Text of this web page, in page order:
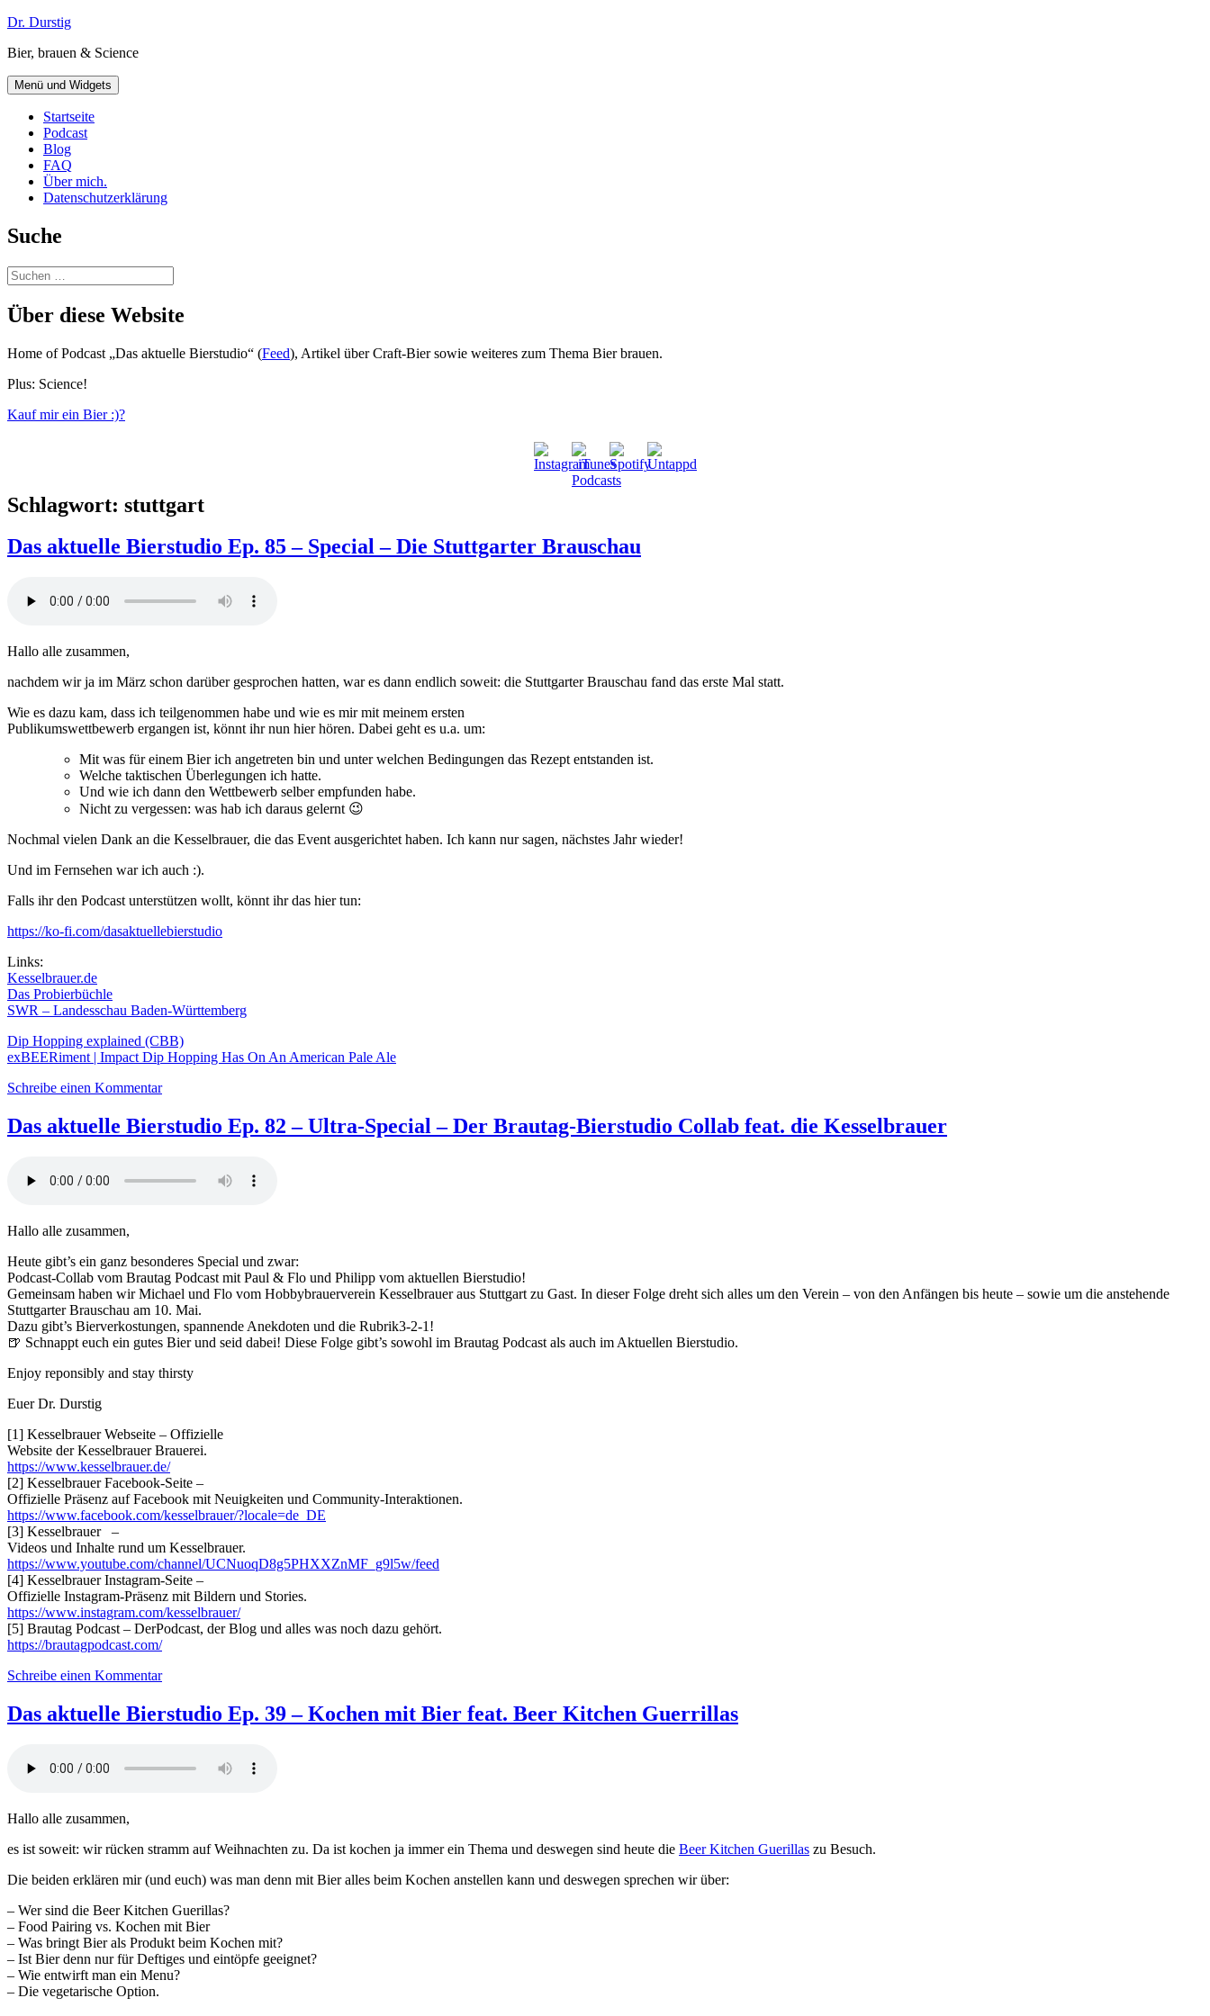
Zum
springen
Dr. Durstig
Bier, brauen & Science
Menü und Widgets
Startseite
Podcast
Blog
FAQ
Über mich.
Datenschutzerklärung
Suche
Suchen
nach:
Über diese Website
Home of Podcast „Das aktuelle Bierstudio“ (Feed), Artikel über Craft-Bier sowie weiteres zum Thema Bier brauen.
Plus: Science!
Kauf mir ein Bier :)?
Schlagwort: stuttgart
Das aktuelle Bierstudio Ep. 85 – Special – Die Stuttgarter Brauschau
Hallo alle zusammen,
nachdem wir ja im März schon darüber gesprochen hatten, war es dann endlich soweit: die Stuttgarter Brauschau fand das erste Mal statt.
Wie es dazu kam, dass ich teilgenommen habe und wie es mir mit meinem ersten
Publikumswettbewerb ergangen ist, könnt ihr nun hier hören. Dabei geht es u.a. um:
Mit was für einem Bier ich angetreten bin und unter welchen Bedingungen das Rezept entstanden ist.
Welche taktischen Überlegungen ich hatte.
Und wie ich dann den Wettbewerb selber empfunden habe.
Nicht zu vergessen: was hab ich daraus gelernt 😉
Nochmal vielen Dank an die Kesselbrauer, die das Event ausgerichtet haben. Ich kann nur sagen, nächstes Jahr wieder!
Und im Fernsehen war ich auch :).
Falls ihr den Podcast unterstützen wollt, könnt ihr das hier tun:
https://ko-fi.com/dasaktuellebierstudio
Links:
Kesselbrauer.de
Das Probierbüchle
SWR – Landesschau Baden-Württemberg
Dip Hopping explained (CBB)
exBEERiment | Impact Dip Hopping Has On An American Pale Ale
Schreibe einen Kommentarzu
aktuelle
Bierstudio
–
Brauschau
Das aktuelle Bierstudio Ep. 82 – Ultra-Special – Der Brautag-Bierstudio Collab feat. die Kesselbrauer
Hallo alle zusammen,
Heute gibt’s ein ganz besonderes Special und zwar:
Podcast-Collab vom Brautag Podcast mit Paul & Flo und Philipp vom aktuellen Bierstudio!
Gemeinsam haben wir Michael und Flo vom Hobbybrauerverein Kesselbrauer aus Stuttgart zu Gast. In dieser Folge dreht sich alles um den Verein – von den Anfängen bis heute – sowie um die anstehende
Stuttgarter Brauschau am 10. Mai.
Dazu gibt’s Bierverkostungen, spannende Anekdoten und die Rubrik3-2-1!
🍺 Schnappt euch ein gutes Bier und seid dabei! Diese Folge gibt’s sowohl im Brautag Podcast als auch im Aktuellen Bierstudio.
Enjoy reponsibly and stay thirsty
Euer Dr. Durstig
[1] Kesselbrauer Webseite – Offizielle
Website der Kesselbrauer Brauerei.
https://www.kesselbrauer.de/⁠
[2] Kesselbrauer Facebook-Seite –
Offizielle Präsenz auf Facebook mit Neuigkeiten und Community-Interaktionen.
⁠https://www.facebook.com/kesselbrauer/?locale=de_DE⁠
[3] Kesselbrauer –
Videos und Inhalte rund um Kesselbrauer.
⁠https://www.youtube.com/channel/UCNuoqD8g5PHXXZnMF_g9l5w/feed⁠
[4] Kesselbrauer Instagram-Seite –
Offizielle Instagram-Präsenz mit Bildern und Stories.
⁠https://www.instagram.com/kesselbrauer/⁠
[5] Brautag Podcast – DerPodcast, der Blog und alles was noch dazu gehört.
https://brautagpodcast.com/
Schreibe einen Kommentarzu
aktuelle
Bierstudio
–
Brautag-
Collab
die
Kesselbrauer
Das aktuelle Bierstudio Ep. 39 – Kochen mit Bier feat. Beer Kitchen Guerrillas
Hallo alle zusammen,
es ist soweit: wir rücken stramm auf Weihnachten zu. Da ist kochen ja immer ein Thema und deswegen sind heute die Beer Kitchen Guerillas zu Besuch.
Die beiden erklären mir (und euch) was man denn mit Bier alles beim Kochen anstellen kann und deswegen sprechen wir über:
– Wer sind die Beer Kitchen Guerillas?
– Food Pairing vs. Kochen mit Bier
– Was bringt Bier als Produkt beim Kochen mit?
– Ist Bier denn nur für Deftiges und eintöpfe geeignet?
– Wie entwirft man ein Menu?
– Die vegetarische Option.